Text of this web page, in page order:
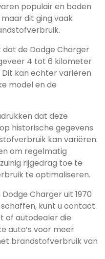
populair en boden
dit ging vaak
de Dodge Charger
4 tot 6 kilometer
kan echter variëren
model en de
dat deze
historische gegevens
kan variëren.
om regelmatig
rijgedrag toe te
te optimaliseren.
Charger uit 1970
kunt u contact
of autodealer die
auto’s voor meer
brandstofverbruik van